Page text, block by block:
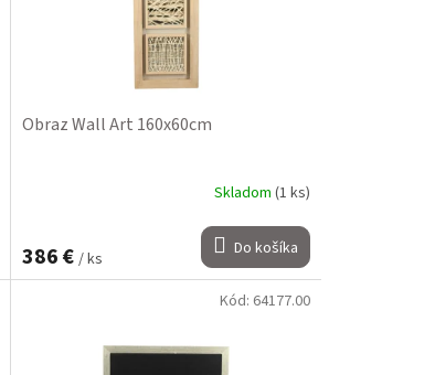
Obraz Wall Art 160x60cm
Skladom (1 ks)
386 € / ks Do košíka
Kód: 64177.00